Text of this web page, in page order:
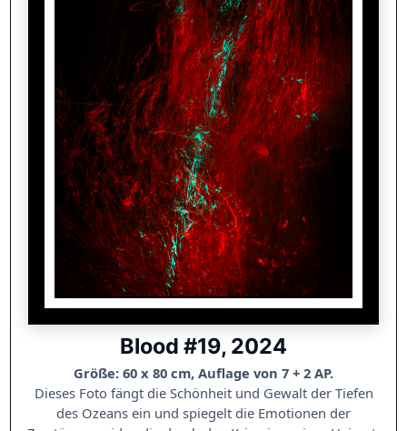
Blood #19, 2024
Größe: 60 x 80 cm, Auflage von 7 + 2 AP.
Dieses Foto fängt die Schönheit und Gewalt der Tiefen
des Ozeans ein und spiegelt die Emotionen der